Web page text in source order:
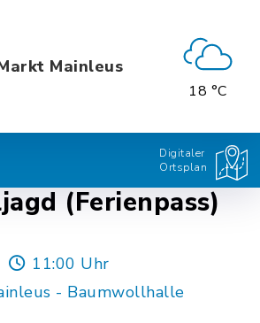
Mainleus
18 °C
Digitaler
Ortsplan
(Ferienpass)
11:00 Uhr
- Baumwollhalle